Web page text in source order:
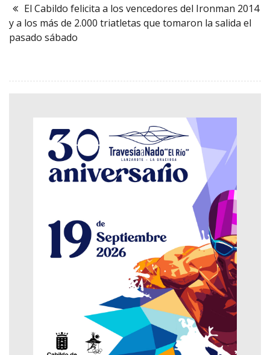
El Cabildo felicita a los vencedores del Ironman 2014
y a los más de 2.000 triatletas que tomaron la salida el
pasado sábado